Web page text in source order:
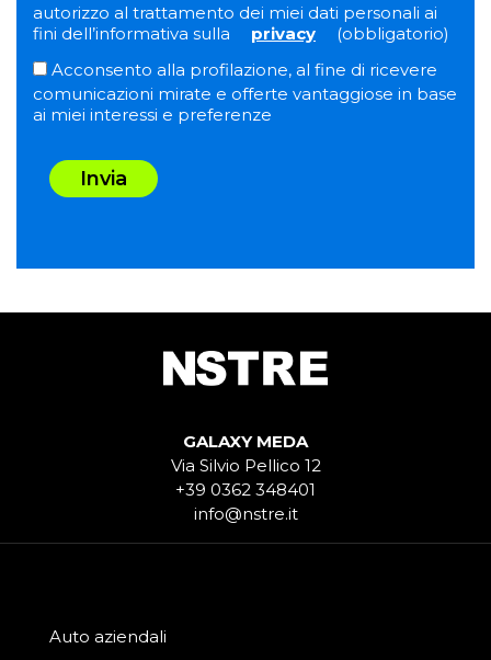
autorizzo al trattamento dei miei dati personali ai
fini dell’informativa sulla
privacy
(obbligatorio)
Acconsento alla profilazione, al fine di ricevere
comunicazioni mirate e offerte vantaggiose in base
ai miei interessi e preferenze
Invia
GALAXY MEDA
Via Silvio Pellico 12
+39 0362 348401
info@nstre.it
Auto aziendali